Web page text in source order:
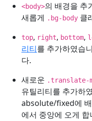
<body>의 배경을 추
새롭게 .bg-body 클
top, right, bottom,
리티를 추가하였습
다.
새로운 .translate-
유틸리티를 추가하
absolute/fixed에 배
에서 중앙에 오게 합